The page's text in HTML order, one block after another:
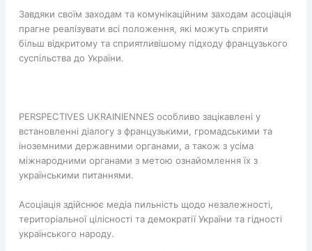
Завдяки своїм заходам та комунікаційним заходам асоціація
прагне реалізувати всі положення, які можуть сприяти
більш відкритому та сприятливішому підходу французького
суспільства до України.
PERSPECTIVES UKRAINIENNES особливо зацікавлені у
встановленні діалогу з французькими, громадськими та
іноземними державними органами, а також з усіма
міжнародними органами з метою ознайомлення їх з
українськими питаннями.
Асоціація здійснює медіа пильність щодо незалежності,
територіальної цілісності та демократії України та гідності
українського народу.